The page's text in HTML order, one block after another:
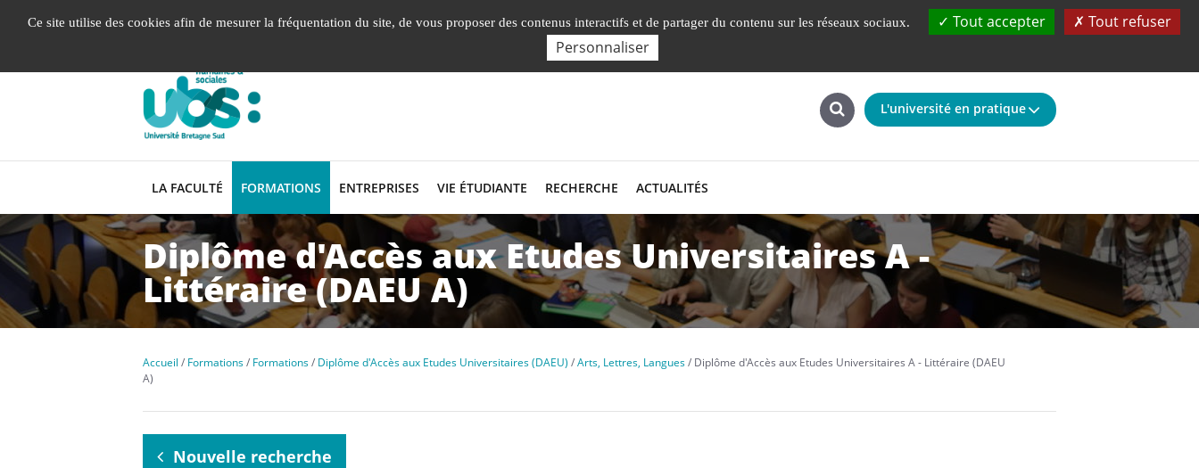
UBS Fondation La faculté à 360°
Nos Facultés, Instituts, Ecole
L'université en pratique
LA FACULTÉ FORMATIONS ENTREPRISES VIE ÉTUDIANTE RECHERCHE ACTUALITÉS
Diplôme d'Accès aux Etudes Universitaires A -
Littéraire (DAEU A)
Accueil Formations Formations Diplôme d'Accès aux Etudes Universitaires (DAEU) Arts, Lettres, Langues
Diplôme d'Accès aux Etudes Universitaires A - Littéraire (DAEU
A)
Nouvelle recherche
Ce site utilise des cookies afin de mesurer la fréquentation du site, de vous proposer des contenus interactifs et de partager du contenu sur les réseaux sociaux. Tout accepter
Tout refuser
Personnaliser